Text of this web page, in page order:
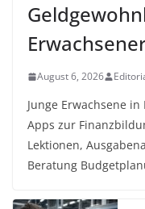
August 6, 2026
Junge Erwachsene
Apps zur
Lektionen,
Beratung